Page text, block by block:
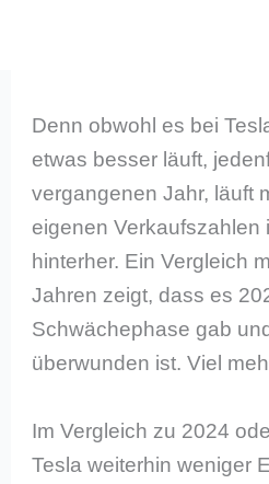
Denn obwohl es bei
etwas besser läuft,
vergangenen Jahr, läuft
eigenen Verkaufszahlen
hinterher. Ein Vergleich
Jahren zeigt, dass es
Schwächephase gab
überwunden ist. Viel
Im Vergleich zu 2024
Tesla weiterhin weniger